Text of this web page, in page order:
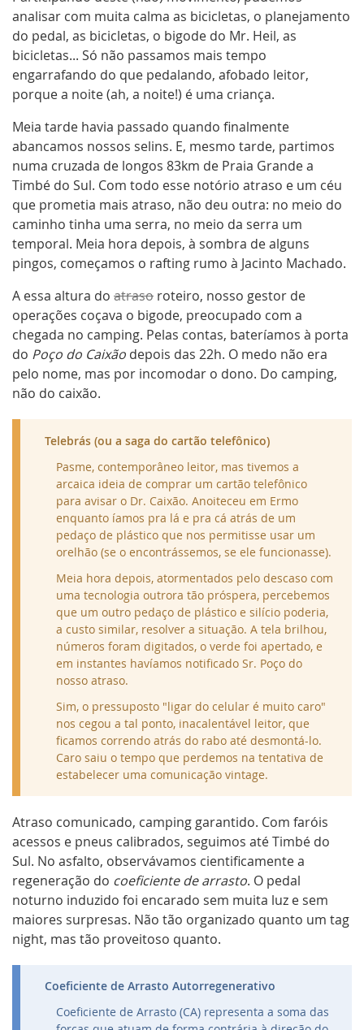
analisar com muita calma as bicicletas, o planejamento
do pedal, as bicicletas, o bigode do Mr. Heil, as
bicicletas... Só não passamos mais tempo
engarrafando do que pedalando, afobado leitor,
porque a noite (ah, a noite!) é uma criança.
Meia tarde havia passado quando finalmente
abancamos nossos selins. E, mesmo tarde, partimos
numa cruzada de longos 83km de Praia Grande a
Timbé do Sul. Com todo esse notório atraso e um céu
que prometia mais atraso, não deu outra: no meio do
caminho tinha uma serra, no meio da serra um
temporal. Meia hora depois, à sombra de alguns
pingos, começamos o rafting rumo à Jacinto Machado.
A essa altura do atraso roteiro, nosso gestor de
operações coçava o bigode, preocupado com a
chegada no camping. Pelas contas, bateríamos à porta
do Poço do Caixão depois das 22h. O medo não era
pelo nome, mas por incomodar o dono. Do camping,
não do caixão.
Telebrás (ou a saga do cartão telefônico)
Pasme, contemporâneo leitor, mas tivemos a
arcaica ideia de comprar um cartão telefônico
para avisar o Dr. Caixão. Anoiteceu em Ermo
enquanto íamos pra lá e pra cá atrás de um
pedaço de plástico que nos permitisse usar um
orelhão (se o encontrássemos, se ele funcionasse).
Meia hora depois, atormentados pelo descaso com
uma tecnologia outrora tão próspera, percebemos
que um outro pedaço de plástico e silício poderia,
a custo similar, resolver a situação. A tela brilhou,
números foram digitados, o verde foi apertado, e
em instantes havíamos notificado Sr. Poço do
nosso atraso.
Sim, o pressuposto "ligar do celular é muito caro"
nos cegou a tal ponto, inacalentável leitor, que
ficamos correndo atrás do rabo até desmontá-lo.
Caro saiu o tempo que perdemos na tentativa de
estabelecer uma comunicação vintage.
Atraso comunicado, camping garantido. Com faróis
acessos e pneus calibrados, seguimos até Timbé do
Sul. No asfalto, observávamos cientificamente a
regeneração do coeficiente de arrasto. O pedal
noturno induzido foi encarado sem muita luz e sem
maiores surpresas. Não tão organizado quanto um tag
night, mas tão proveitoso quanto.
Coeficiente de Arrasto Autorregenerativo
Coeficiente de Arrasto (CA) representa a soma das